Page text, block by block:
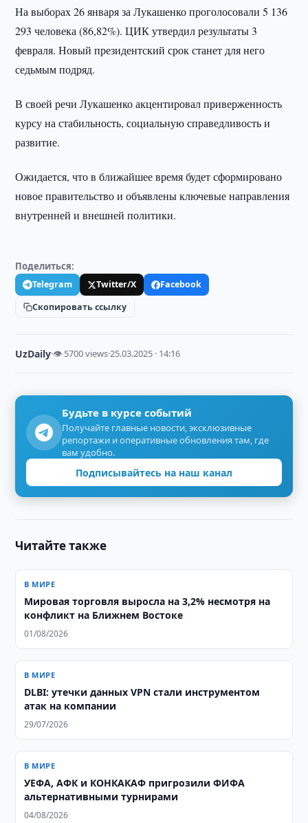
На выборах 26 января за Лукашенко проголосовали 5 136
293 человека (86,82%). ЦИК утвердил результаты 3
февраля. Новый президентский срок станет для него
седьмым подряд.
В своей речи Лукашенко акцентировал приверженность
курсу на стабильность, социальную справедливость и
развитие.
Ожидается, что в ближайшее время будет сформировано
новое правительство и объявлены ключевые направления
внутренней и внешней политики.
Поделиться:
Telegram Twitter/X
Facebook
Скопировать ссылку
UzDaily·👁 5700 views·25.03.2025 · 14:16
Будьте в курсе событий
Получайте главные новости, эксклюзивные
репортажи и оперативные обновления там, где
вам удобно.
Подписывайтесь на наш канал
Читайте также
В МИРЕ
Мировая торговля выросла на 3,2% несмотря на
конфликт на Ближнем Востоке
01/08/2026
В МИРЕ
DLBI: утечки данных VPN стали инструментом
атак на компании
29/07/2026
В МИРЕ
УЕФА, АФК и КОНКАКАФ пригрозили ФИФА
альтернативными турнирами
04/08/2026